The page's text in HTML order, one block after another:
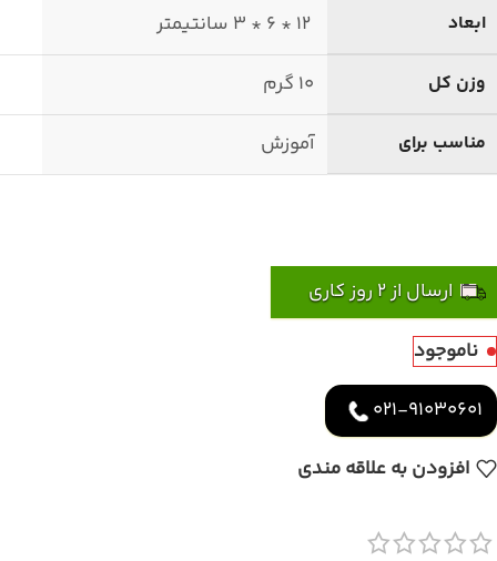
ابعاد
وزن کل 10 گرم
مناسب برای آموزش
ارسال از 2 روز کاری
ناموجود
افزودن به علاقه مندی